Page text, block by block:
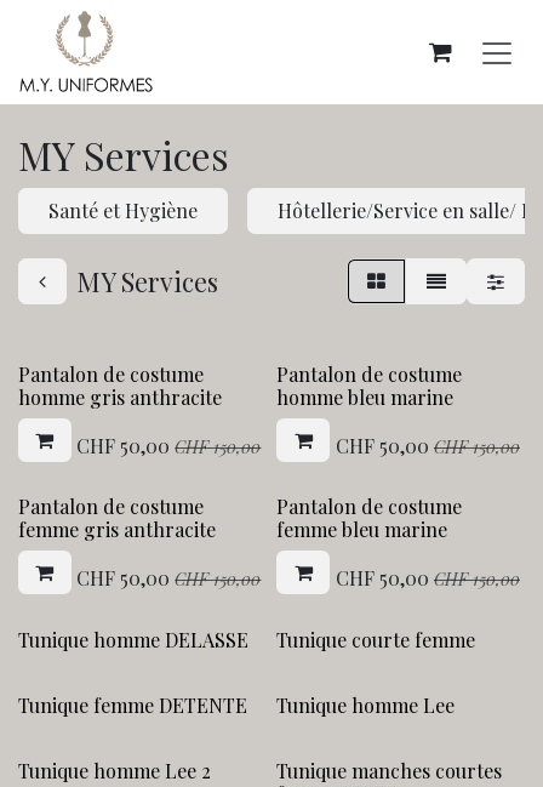
Se rendre au contenu
MY Services
Santé et Hygiène Hôtellerie/Service en salle/
MY Services
Action !
Pantalon de costume
homme gris anthracite
CHF 50,00 CHF150,00
Action !
Pantalon de costume
homme bleu marine
CHF 50,00 CHF150,00
Action !
Pantalon de costume
femme gris anthracite
CHF 50,00 CHF150,00
Action !
Pantalon de costume
femme bleu marine
CHF 50,00 CHF150,00
Tunique homme DELASSE Tunique courte femme
Tunique femme DETENTE Tunique homme Lee
Tunique homme Lee 2
Tunique manches courtes